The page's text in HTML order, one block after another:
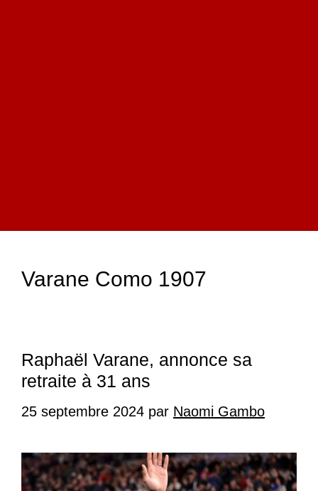
Varane Como 1907
Raphaël Varane, annonce sa
retraite à 31 ans
25 septembre 2024 par Naomi Gambo